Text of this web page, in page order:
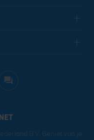
B.V. Geniet van je